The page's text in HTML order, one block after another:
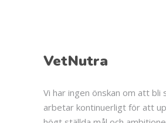
VetNutra
Vi har ingen önskan om att bli
arbetar kontinuerligt för att